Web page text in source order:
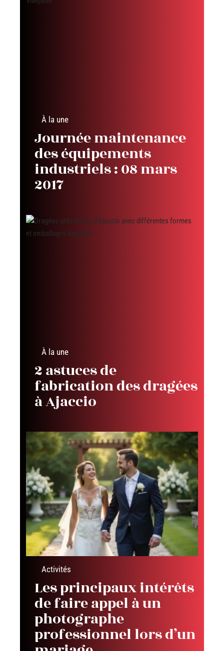
À la une
Journée maintenance
des équipements
industriels : 08 mars
2017
À la une
2 astuces de
fabrication des dragées
à Ajaccio
Activités
Les principaux intérêts
de faire appel à un
photographe
professionnel lors d’un